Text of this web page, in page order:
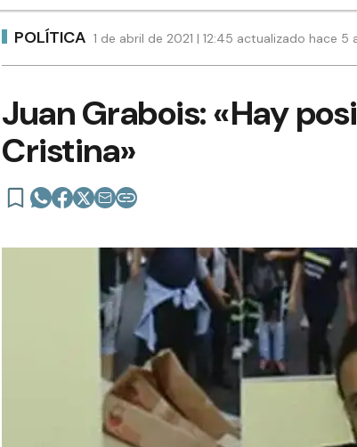
POLÍTICA 1 de abril de 2021 | 12:45 actualizado hace 5
Juan Grabois: «Hay
Cristina»